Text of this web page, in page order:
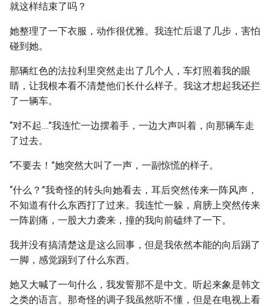
就这样结束了吗？
她整理了一下衣服，动作很优雅。我连忙后退了几步，害怕
碰到她。
那辆红色的法拉利里突然走出了几个人，车灯照着我的眼
睛，让我根本看不清楚他们长什么样子。我这才想起我还拦
了一辆车。
“对不起....”我连忙一边摆着手，一边大声叫着，向那辆车走
了过去。
“不要去！”她突然大叫了一声，一副惊慌的样子。
“什么？”我奇怪的转头向她看去，耳后突然传来一阵风声，
不知道有什么东西打了过来。我连忙一躲，肩膀上突然传来
一阵剧痛，一股大力袭来，撞的我向前磕绊了一下。
我并没有搞清楚这是这么回事，但是我依然本能的向后踢了
一脚，感觉踢到了什么东西。
她又大喊了一句什么，我发誓那不是中文。听起来象是韩文
之类的语言。那奇怪的调子我虽然听不懂，但是在电视上看